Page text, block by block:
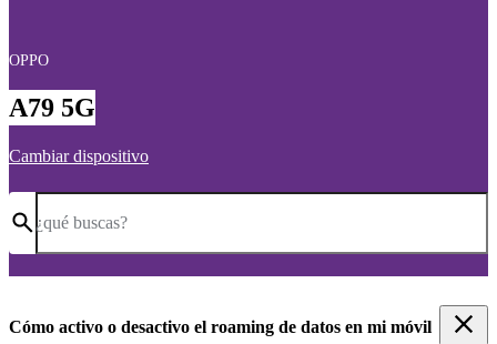
OPPO
A79 5G
Cambiar dispositivo
¿qué buscas?
Cómo activo o desactivo el roaming de datos en mi móvil